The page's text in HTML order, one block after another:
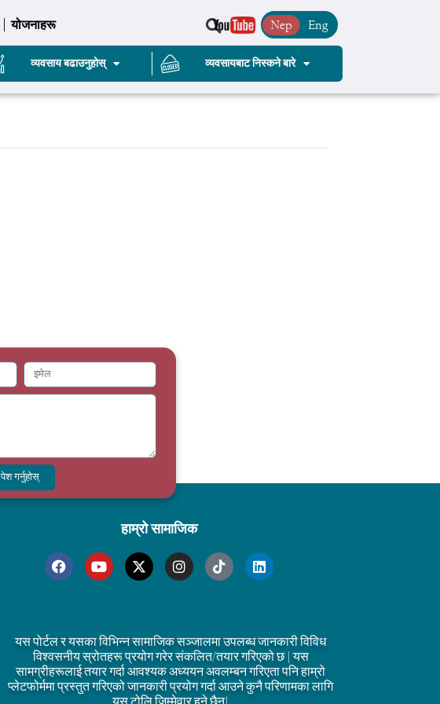
योजनाहरू Nep Eng
व्यवसाय बढाउनुहोस् व्यवसायबाट निस्कने बारे
पेश गर्नुहोस्
हाम्रो सामाजिक
यस पोर्टल र यसका विभिन्न सामाजिक सञ्जालमा उपलब्ध जानकारी विविध
विश्वसनीय स्रोतहरू प्रयोग गरेर संकलित/तयार गरिएको छ | यस
सामग्रीहरूलाई तयार गर्दा आवश्यक अध्ययन अवलम्बन गरिएता पनि हाम्रो
प्लेटफोर्ममा प्रस्तुत गरिएको जानकारी प्रयोग गर्दा आउने कुनै परिणामका लागि